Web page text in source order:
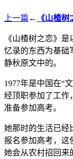
上一篇 ← 《山楂树
《山楂树之恋》
忆录的东西为基础
静秋原文中的。
1977年是中国在“
经顶职参加了工作
准备参加高考。
她那时的生活已经
报名参加高考，这
她会从农村招回来